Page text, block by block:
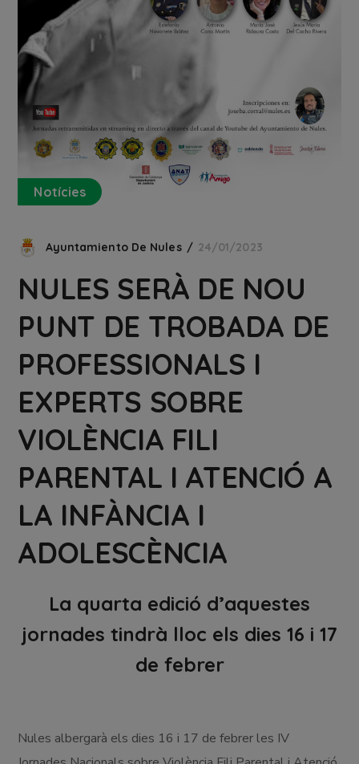
Notícies
Ayuntamiento De Nules 24/01/2023
NULES SERÀ DE NOU
PUNT DE TROBADA DE
PROFESSIONALS I
EXPERTS SOBRE
VIOLÈNCIA FILI
PARENTAL I ATENCIÓ A
LA INFÀNCIA I
ADOLESCÈNCIA
La quarta edició d’aquestes
jornades tindrà lloc els dies 16 i 17
de febrer
Nules albergarà els dies 16 i 17 de febrer les IV